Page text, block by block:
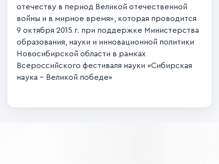
отечеству в период Великой отечественной
войны и в мирное время» , которая проводится
9 октября 2015 г. при поддержке Министерства
образования, науки и инновационной политики
Новосибирской области в рамках
Всероссийского фестиваля науки «Сибирская
наука – Великой победе»